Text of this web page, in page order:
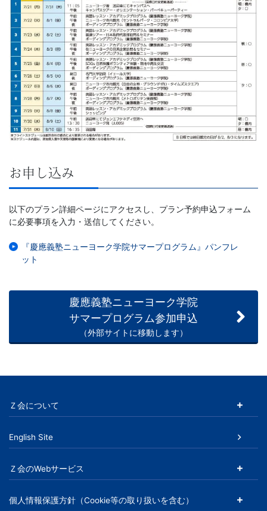
た
教
育
サ
ー
ス
を
展
す
グ
ル
ー
プ
お申し込み
以下のプラン詳細ページにアクセスし、プラン予約申込フォーム
に必要事項を入力・送信してください。
『慶應義塾ニューヨーク学院サマープログラム』パンフレ
ット
慶應義塾ニューヨーク学院
サマープログラム参加申込
（外部サイトに移動します）
Ｚ会について
English Site
Ｚ会のWebサービス
個人情報保護方針（Cookie等の取り扱いを含む）